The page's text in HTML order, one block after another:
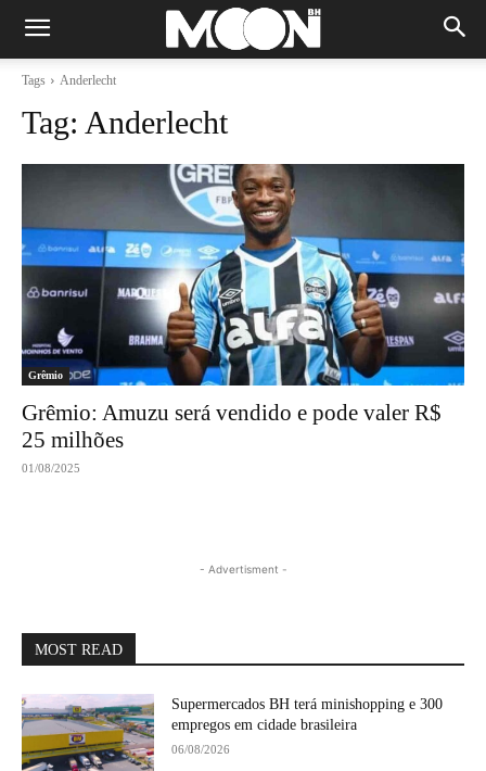
Tags Anderlecht
Tag: Anderlecht
Grêmio
Grêmio: Amuzu será vendido e pode valer R$
25 milhões
01/08/2025
- Advertisment -
MOST READ
Supermercados BH terá minishopping e 300
empregos em cidade brasileira
06/08/2026